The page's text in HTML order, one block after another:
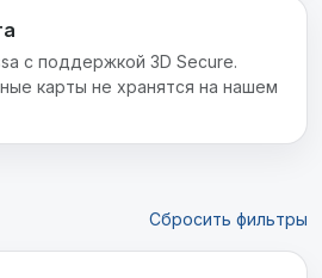
с поддержкой 3D Secure.
карты не хранятся на нашем
Сбросить фильтры